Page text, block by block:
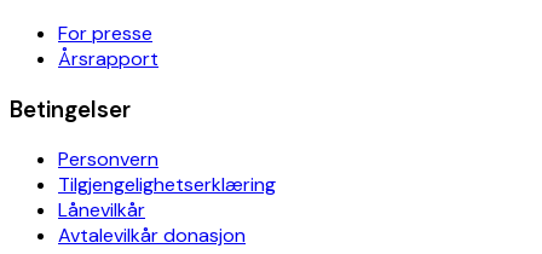
For presse
Årsrapport
Betingelser
Personvern
Tilgjengelighetserklæring
Lånevilkår
Avtalevilkår donasjon